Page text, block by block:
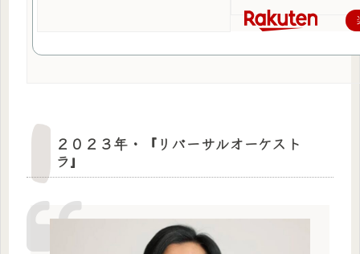
２０２３年・『リバーサルオーケスト
ラ』